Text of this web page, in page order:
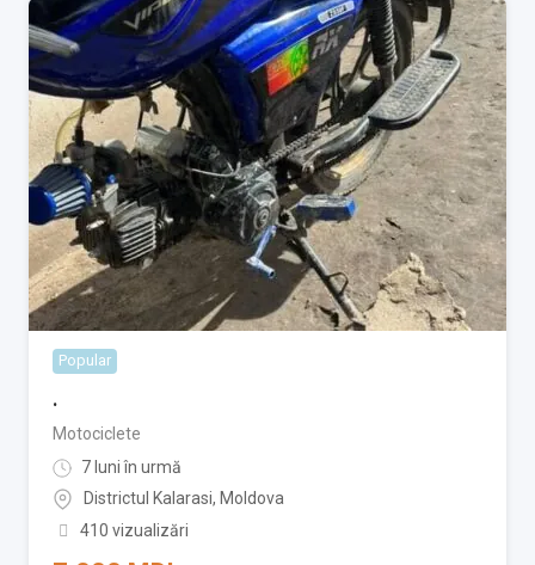
Popular
.
Motociclete
7 luni în urmă
Districtul Kalarasi, Moldova
410 vizualizări